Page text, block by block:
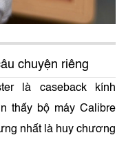
chuyện riêng
là caseback kính
thấy bộ máy Calibre
nhất là huy chương